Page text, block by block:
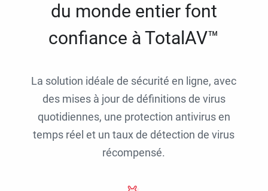
du monde entier font
confiance à TotalAV™
La solution idéale de sécurité en ligne, avec
des mises à jour de définitions de virus
quotidiennes, une protection antivirus en
temps réel et un taux de détection de virus
récompensé.